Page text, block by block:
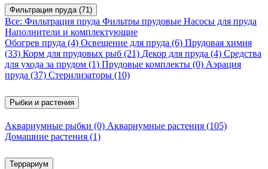
Фильтрация пруда (71)
Все: Фильтрация пруда Фильтры прудовые Насосы для пруда
Наполнители и комплектующие
Обогрев пруда (4) Освещение для пруда (6) Прудовая химия
(33) Корм для прудовых рыб (21) Декор для пруда (4) Средства
для ухода за прудом (1) Прудовые комплекты (0) Аэрация
пруда (37) Стерилизаторы (10)
Рыбки и растения
Аквариумные рыбки (0) Аквариумные растения (105)
Домашние растения (1)
Террариум